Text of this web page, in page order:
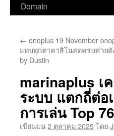
ไป
เนื้อหา
Domain
← onoplus 19 November
แทบทุกตาคาสิโนสดครบค่ายดั
by Dustin
marinaplus เ
ระบบ แตกถี่ต่อ
การเล่น Top
เขียนบน2 ตุลาคม 2025โดย